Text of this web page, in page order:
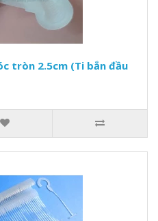
tròn 2.5cm (Ti bắn đầu